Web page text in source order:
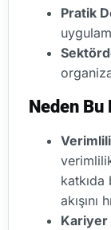
Pratik
Neden Bu
akışını
Kariyer